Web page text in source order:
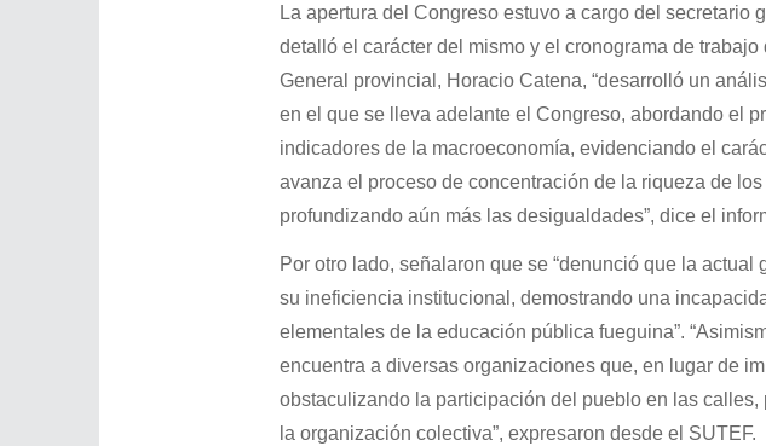
La apertura del Congreso estuvo a cargo del secretario
detalló el carácter del mismo y el cronograma de
General provincial, Horacio Catena, “desarrolló un
en el que se lleva adelante el Congreso, abordando el
indicadores de la macroeconomía, evidenciando el
avanza el proceso de concentración de la riqueza de
profundizando aún más las desigualdades”, dice el
Por otro lado, señalaron que se “denunció que la
su ineficiencia institucional, demostrando una
elementales de la educación pública fueguina”.
encuentra a diversas organizaciones que, en lugar de
obstaculizando la participación del pueblo en las
la organización colectiva”, expresaron desde el SUTEF.